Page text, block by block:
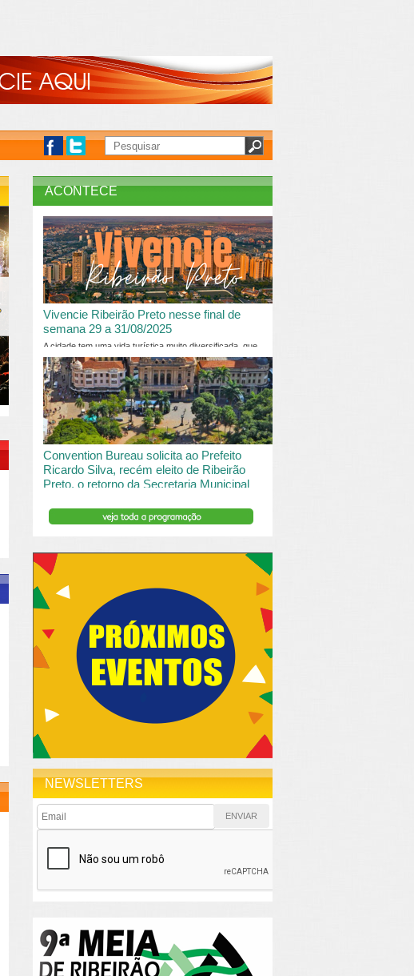
INSERIR DESCRIÇÃO DO POST/PAGINAS
ACONTECE
Vivencie Ribeirão Preto nesse final de
semana 29 a 31/08/2025
A cidade tem uma vida turística muito diversificada, que
vai desde o turismo de saude à contemplação de
passaros....
Convention Bureau solicita ao Prefeito
Ricardo Silva, recém eleito de Ribeirão
Preto, o retorno da Secretaria Municipal
O Ribeirão Preto e Região Convention & Visitors Bureau
NEWSLETTERS